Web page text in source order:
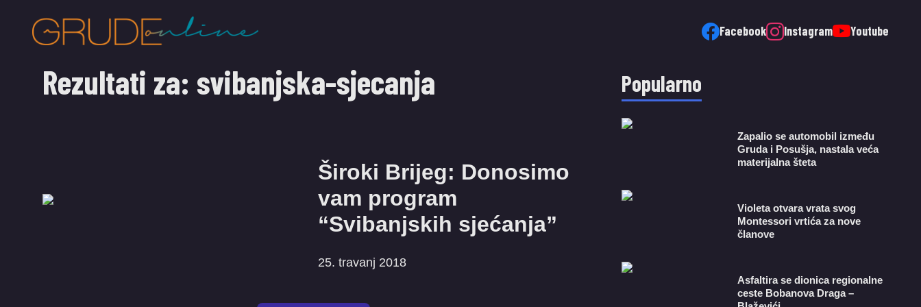
Facebook Instagram Youtube
Rezultati za: svibanjska-sjecanja
Široki Brijeg: Donosimo
vam program
“Svibanjskih sjećanja”
25. travanj 2018
Popularno
Zapalio se automobil između
Gruda i Posušja, nastala veća
materijalna šteta
Violeta otvara vrata svog
Montessori vrtića za nove
članove
Asfaltira se dionica regionalne
ceste Bobanova Draga –